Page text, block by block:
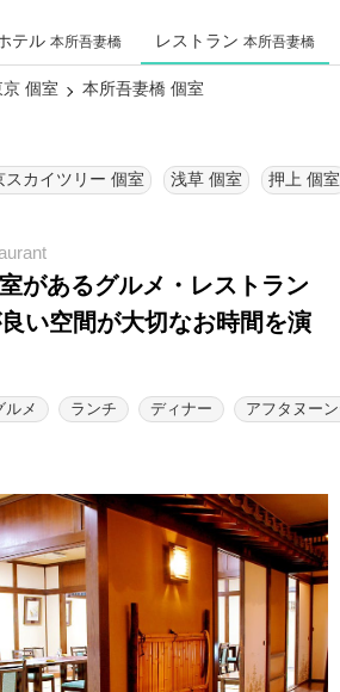
テル 本所吾妻橋 レストラン 本所吾妻橋
京 個室 本所吾妻橋 個室
スカイツリー 個室 浅草 個室 押上 個室
があるグルメ・レストラン
い空間が大切なお時間を演
ルメ ランチ ディナー アフタヌー